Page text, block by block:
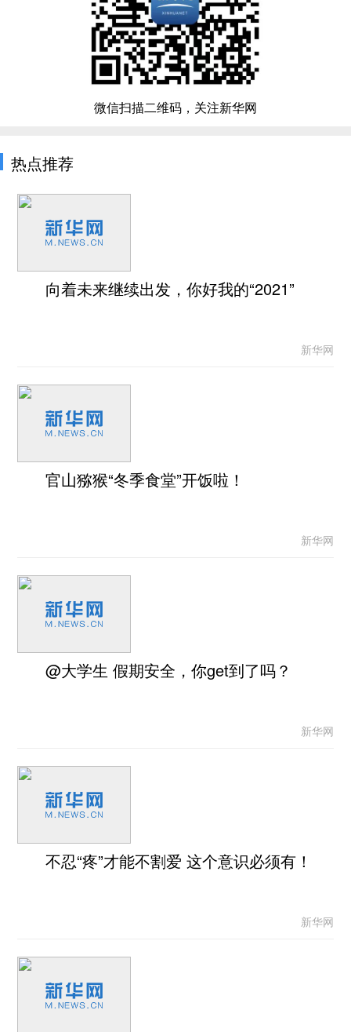
微信扫描二维码，关注新华网
热点推荐
向着未来继续出发，你好我的“2021”
新华网
官山猕猴“冬季食堂”开饭啦！
新华网
@大学生 假期安全，你get到了吗？
新华网
不忍“疼”才能不割爱 这个意识必须有！
新华网